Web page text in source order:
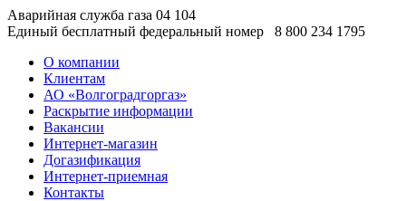
Аварийная служба газа 04 104
Единый бесплатный федеральный номер
8 800 234 1795
О компании
Клиентам
АО «Волгоградгоргаз»
Раскрытие информации
Вакансии
Интернет-магазин
Догазификация
Интернет-приемная
Контакты